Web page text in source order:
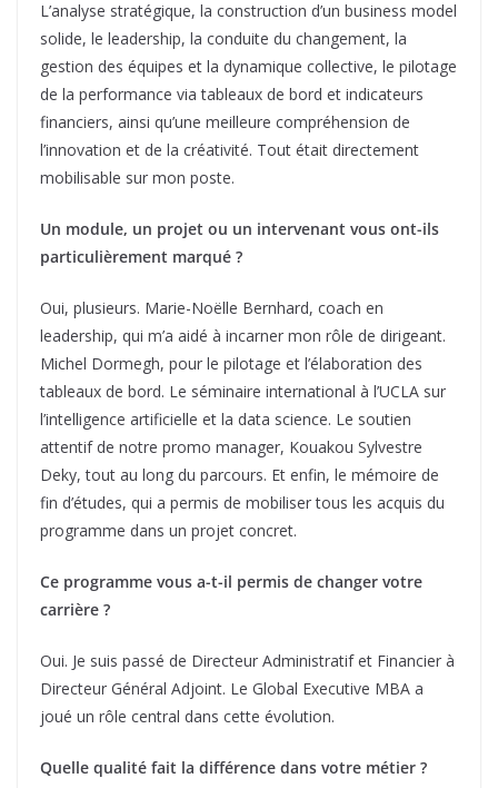
L’analyse stratégique, la construction d’un business model
solide, le leadership, la conduite du changement, la
gestion des équipes et la dynamique collective, le pilotage
de la performance via tableaux de bord et indicateurs
financiers, ainsi qu’une meilleure compréhension de
l’innovation et de la créativité. Tout était directement
mobilisable sur mon poste.
Un module, un projet ou un intervenant vous ont-ils
particulièrement marqué ?
Oui, plusieurs. Marie-Noëlle Bernhard, coach en
leadership, qui m’a aidé à incarner mon rôle de dirigeant.
Michel Dormegh, pour le pilotage et l’élaboration des
tableaux de bord. Le séminaire international à l’UCLA sur
l’intelligence artificielle et la data science. Le soutien
attentif de notre promo manager, Kouakou Sylvestre
Deky, tout au long du parcours. Et enfin, le mémoire de
fin d’études, qui a permis de mobiliser tous les acquis du
programme dans un projet concret.
Ce programme vous a-t-il permis de changer votre
carrière ?
Oui. Je suis passé de Directeur Administratif et Financier à
Directeur Général Adjoint. Le Global Executive MBA a
joué un rôle central dans cette évolution.
Quelle qualité fait la différence dans votre métier ?